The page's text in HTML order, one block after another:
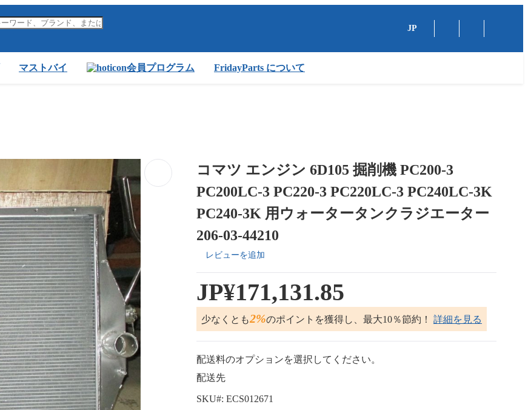
JP
マストバイ 会員プログラム FridayParts について
コマツ エンジン 6D105 掘削機 PC200-3
PC200LC-3 PC220-3 PC220LC-3 PC240LC-3K
PC240-3K 用ウォータータンクラジエーター
206-03-44210
レビューを追加
JP¥171,131.85
少なくとも2%のポイントを獲得し、最大10％節約！ 詳細を見る
配送料のオプションを選択してください。
配送先
SKU#: ECS012671